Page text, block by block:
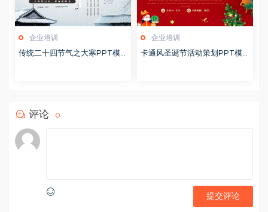
企业培训
传统二十四节气之大寒PPT模
企业培训
卡通风圣诞节活动策划PPT模
评论 0
提交评论